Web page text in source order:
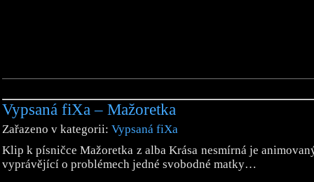
Vypsaná fiXa – Mažoretka
Zařazeno v kategorii: Vypsaná fiXa
Klip k písničce Mažoretka z alba Krása nesmírná je
vyprávějící o problémech jedné svobodné matky…